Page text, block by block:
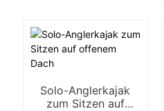
Solo-Anglerkajak
zum Sitzen auf